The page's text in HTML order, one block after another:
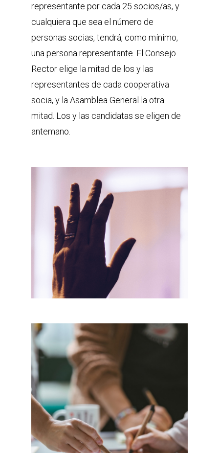
representante por cada 25 socios/as, y
cualquiera que sea el número de
personas socias, tendrá, como mínimo,
una persona representante. El Consejo
Rector elige la mitad de los y las
representantes de cada cooperativa
socia, y la Asamblea General la otra
mitad. Los y las candidatas se eligen de
antemano.